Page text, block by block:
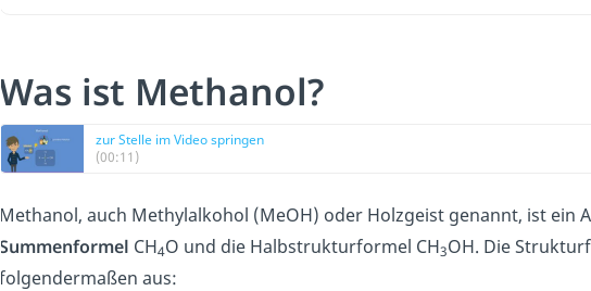
Was ist Methanol?
zur Stelle im Video springen
(00:11)
Methanol, auch Methylalkohol (MeOH) oder Holzgeist genannt, ist ein
Summenformel CH4O und die Halbstrukturformel CH3OH. Die
folgendermaßen aus: